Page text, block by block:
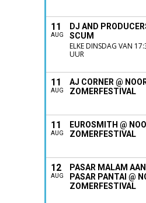
11
AUG
DJ AND
SCUM
ELKE DINSDAG VAN
UUR
11
AUG
AJ CORNER @
ZOMERFESTIVAL
11
AUG
EUROSMITH @
ZOMERFESTIVAL
12
AUG
PASAR MALAM
PASAR PANTAI @
ZOMERFESTIVAL